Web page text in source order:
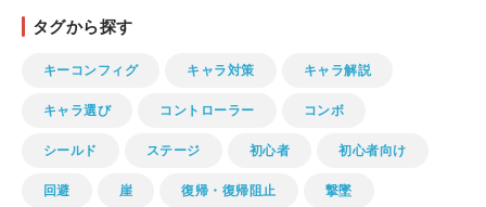
タグから探す
キーコンフィグ キャラ対策 キャラ解説
キャラ選び コントローラー コンボ
シールド ステージ 初心者 初心者向け
回避 崖 復帰・復帰阻止 撃墜